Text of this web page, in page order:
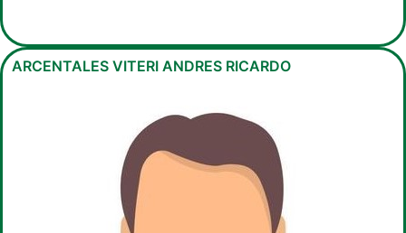
ARCENTALES VITERI ANDRES RICARDO